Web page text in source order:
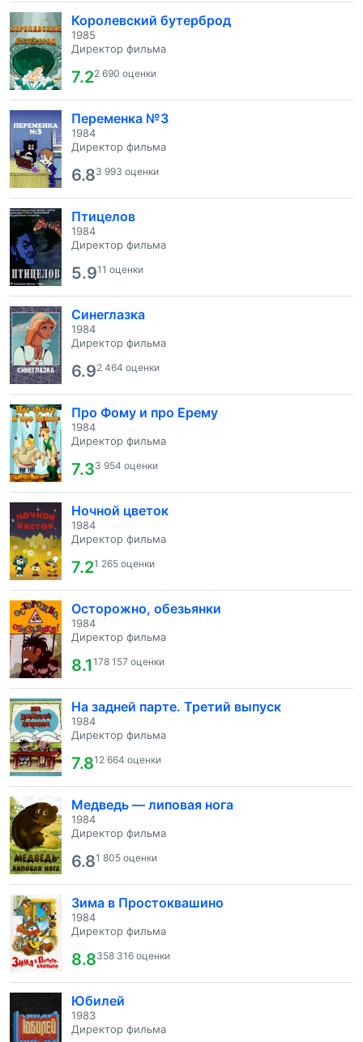
Королевский бутерброд
1985
Директор фильма
7.22 690 оценки
Переменка №3
1984
Директор фильма
6.83 993 оценки
Птицелов
1984
Директор фильма
5.911 оценки
Синеглазка
1984
Директор фильма
6.92 464 оценки
Про Фому и про Ерему
1984
Директор фильма
7.33 954 оценки
Ночной цветок
1984
Директор фильма
7.21 265 оценки
Осторожно, обезьянки
1984
Директор фильма
8.1178 157 оценки
На задней парте. Третий выпуск
1984
Директор фильма
7.812 664 оценки
Медведь — липовая нога
1984
Директор фильма
6.81 805 оценки
Зима в Простоквашино
1984
Директор фильма
8.8358 316 оценки
Юбилей
1983
Директор фильма